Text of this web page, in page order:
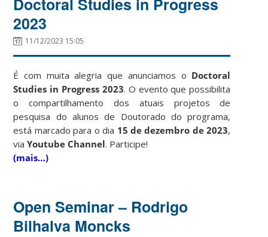
2023
11/12/2023 15:05
É com muita alegria que anunciamos o Doctoral
Studies in Progress 2023. O evento que possibilita
o compartilhamento dos atuais projetos de
pesquisa do alunos de Doutorado do programa,
está marcado para o dia 15 de dezembro de 2023,
viaYoutube Channel. Participe!
(mais…)
Open Seminar – Rodrigo
Bilhalva Moncks